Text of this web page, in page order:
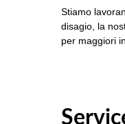
Stiamo
disagio, la
per maggiori